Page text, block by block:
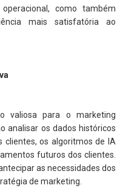
como também
mais satisfatória ao
valiosa para o marketing
analisar os dados históricos
os algoritmos de IA
futuros dos clientes.
as necessidades dos
de marketing.